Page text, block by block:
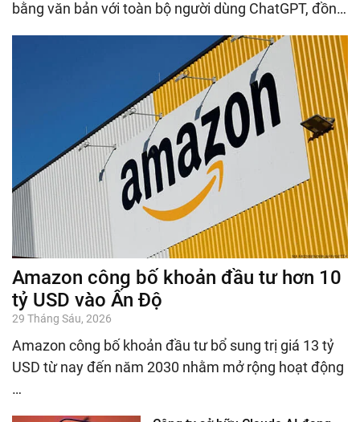
bằng văn bản với toàn bộ người dùng ChatGPT, đồn…
Amazon công bố khoản đầu tư hơn 10
tỷ USD vào Ấn Độ
29 Tháng Sáu, 2026
Amazon công bố khoản đầu tư bổ sung trị giá 13 tỷ
USD từ nay đến năm 2030 nhằm mở rộng hoạt động
…